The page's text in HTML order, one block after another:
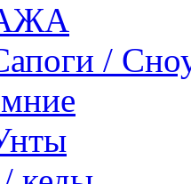
/